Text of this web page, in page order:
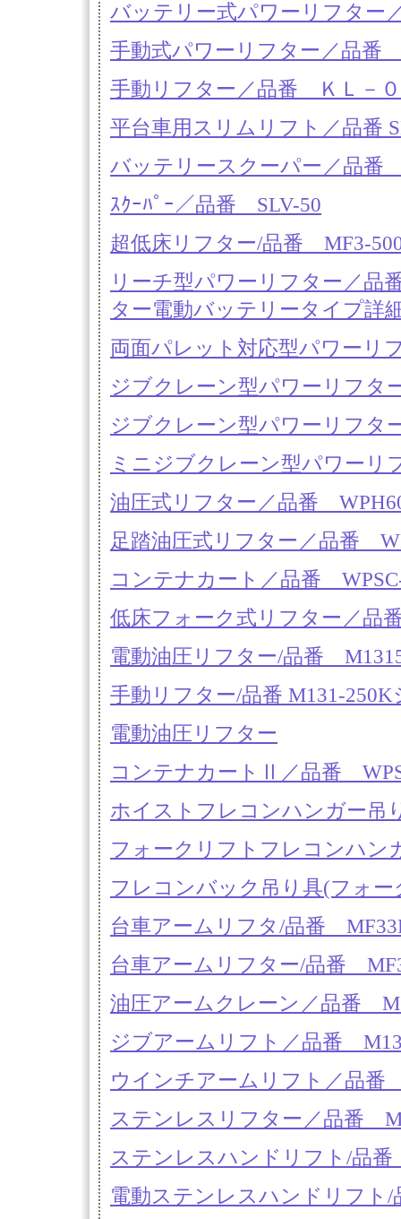
バッテリー式パワーリフター
手動式パワーリフター／品番
手動リフター／品番 ＫＬ－０
平台車用スリムリフト／品番
バッテリースクーパー／品番
ｽｸｰﾊﾟｰ／品番 SLV-50
超低床リフター/品番 MF3-
リーチ型パワーリフター／品
ター電動バッテリータイプ詳
両面パレット対応型パワーリ
ジブクレーン型パワーリフタ
ジブクレーン型パワーリフタ
ミニジブクレーン型パワー
油圧式リフター／品番
足踏油圧式リフター／品番
コンテナカート／品番
低床フォーク式リフター／品
電動油圧リフター/品番
手動リフター/品番 M131-250K
電動油圧リフター
コンテナカートⅡ／品番
ホイストフレコンハンガー吊
フォークリフトフレコンハン
フレコンバック吊り具(フォ
台車アームリフタ/品番
台車アームリフター/品番
油圧アームクレーン／品番
ジブアームリフト／品番
ウインチアームリフト／品番
ステンレスリフター／品番
ステンレスハンドリフト/品
電動ステンレスハンドリフ